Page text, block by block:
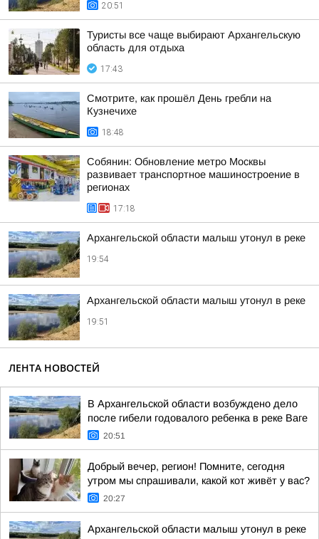
20:51
Туристы все чаще выбирают Архангельскую
область для отдыха
17:43
Смотрите, как прошёл День гребли на
Кузнечихе
18:48
Собянин: Обновление метро Москвы
развивает транспортное машиностроение в
регионах
17:18
Архангельской области малыш утонул в реке
19:54
Архангельской области малыш утонул в реке
19:51
ЛЕНТА НОВОСТЕЙ
В Архангельской области возбуждено дело
после гибели годовалого ребенка в реке Ваге
20:51
Добрый вечер, регион! Помните, сегодня
утром мы спрашивали, какой кот живёт у вас?
20:27
Архангельской области малыш утонул в реке